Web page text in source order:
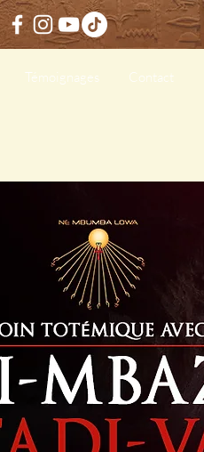
Témoignages Contact